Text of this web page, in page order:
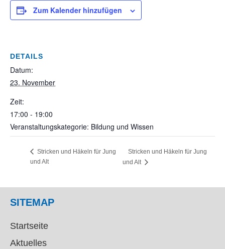
Zum Kalender hinzufügen
DETAILS
Datum:
23. November
Zeit:
17:00 - 19:00
Veranstaltungskategorie: Bildung und Wissen
Stricken und Häkeln für Jung
und Alt
Stricken und Häkeln für Jung
und Alt
SITEMAP
Startseite
Aktuelles